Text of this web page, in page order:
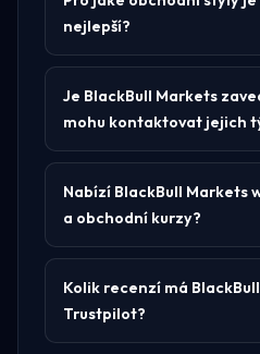
nejlepší?
Je BlackBull Markets
mohu kontaktovat jejich
Nabízí BlackBull Markets
a obchodní kurzy?
Kolik recenzí má
Trustpilot?